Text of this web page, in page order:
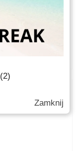
Zamknij